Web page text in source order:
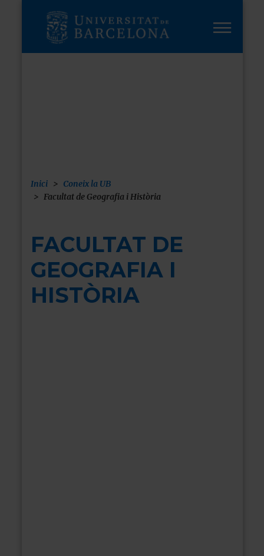
contingut
Inici
Coneix la UB
Facultat de Geografia i Història
FACULTAT DE
GEOGRAFIA I
HISTÒRIA